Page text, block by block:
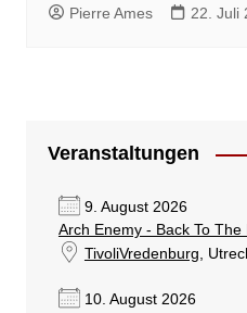
Pierre Ames 22. Juli
Veranstaltungen
9. August 2026
Arch Enemy - Back To The
TivoliVredenburg,
10. August 2026